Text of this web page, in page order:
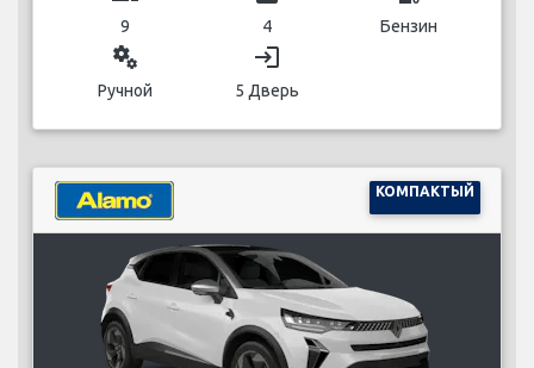
9 4 Бензин
miscellaneous_services
Ручной
login
5 Дверь
КОМПАКТЫЙ